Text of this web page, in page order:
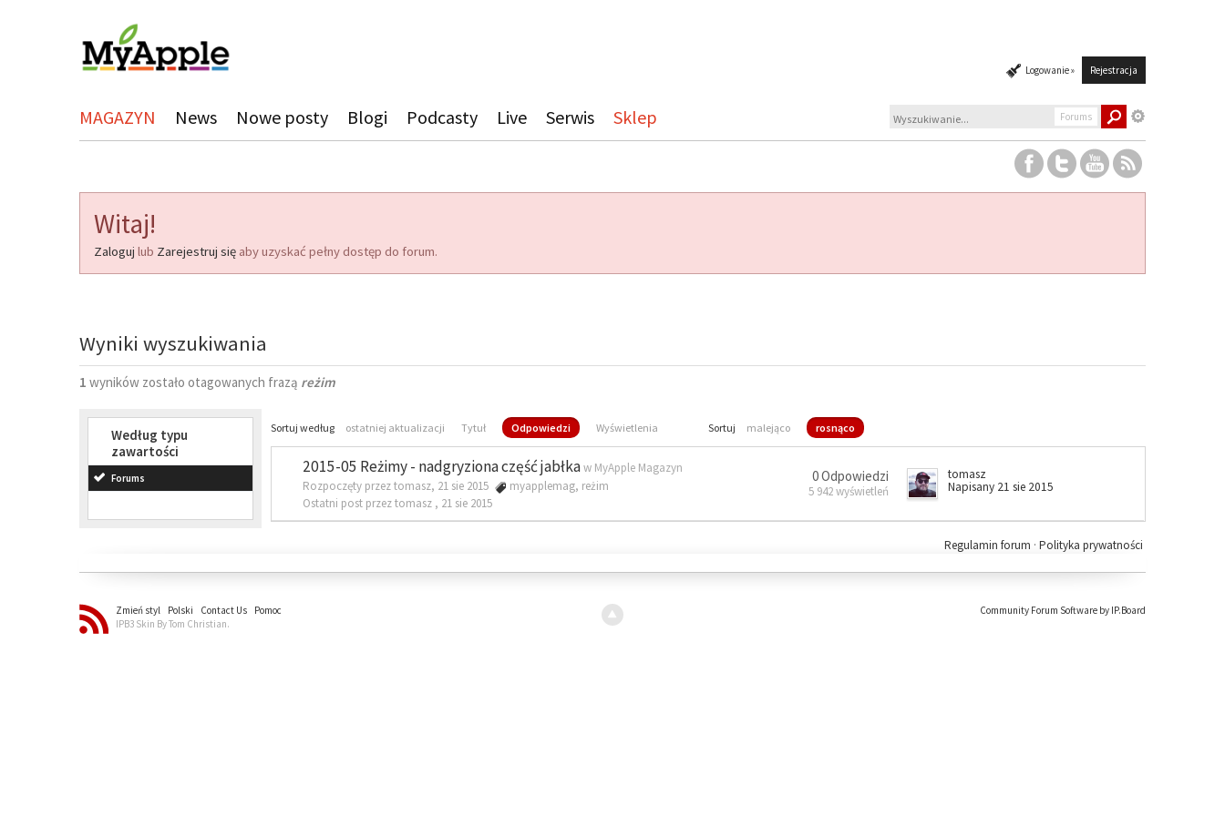
Logowanie » Rejestracja
MAGAZYN News Nowe posty Blogi Podcasty Live Serwis Sklep Forums
Witaj!
Zaloguj lub Zarejestruj się aby uzyskać pełny dostęp do forum.
Wyniki wyszukiwania
1 wyników zostało otagowanych frazą reżim
Według typu
zawartości
Forums
Sortuj według ostatniej aktualizacji Tytuł Odpowiedzi Wyświetlenia Sortuj malejąco rosnąco
2015-05 Reżimy - nadgryziona część jabłkaw MyApple Magazyn
Rozpoczęty przez tomasz, 21 sie 2015
myapplemag, reżim
Ostatni post przez tomasz , 21 sie 2015
0 Odpowiedzi
5 942 wyświetleń
tomasz
Napisany 21 sie 2015
Polityka prywatności
Regulamin forum ·
Zmień styl Polski Contact Us
Pomoc
IPB3 Skin By Tom Christian.
Community Forum Software by IP.Board